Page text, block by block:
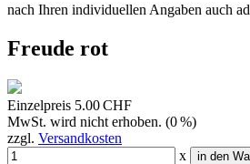
nach Ihren individuellen Angaben auch
Freude rot
Einzelpreis 5.00 CHF
MwSt. wird nicht erhoben. (0 %)
zzgl. Versandkosten
x
in den